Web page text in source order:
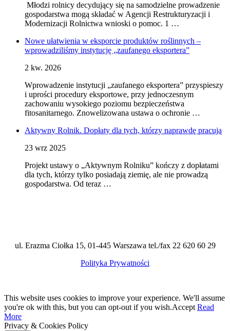
Młodzi rolnicy decydujący się na samodzielne prowadzenie
gospodarstwa mogą składać w Agencji Restrukturyzacji i
Modernizacji Rolnictwa wnioski o pomoc. 1 …
Nowe ułatwienia w eksporcie produktów roślinnych –
wprowadziliśmy instytucję „zaufanego eksportera”
2 kw. 2026
Wprowadzenie instytucji „zaufanego eksportera” przyspieszy
i uprości procedury eksportowe, przy jednoczesnym
zachowaniu wysokiego poziomu bezpieczeństwa
fitosanitarnego. Znowelizowana ustawa o ochronie …
Aktywny Rolnik. Dopłaty dla tych, którzy naprawdę pracują
23 wrz 2025
Projekt ustawy o „Aktywnym Rolniku” kończy z dopłatami
dla tych, którzy tylko posiadają ziemię, ale nie prowadzą
gospodarstwa. Od teraz …
ul. Erazma Ciołka 15, 01-445 Warszawa tel./fax 22 620 60 29
Polityka Prywatności
This website uses cookies to improve your experience. We'll assume
you're ok with this, but you can opt-out if you wish.Accept Read
More
Privacy & Cookies Policy